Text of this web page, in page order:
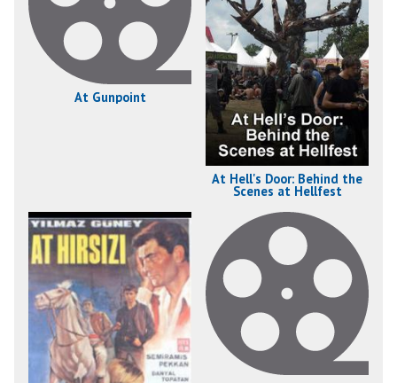
At Gunpoint
At Hell's Door: Behind the
Scenes at Hellfest